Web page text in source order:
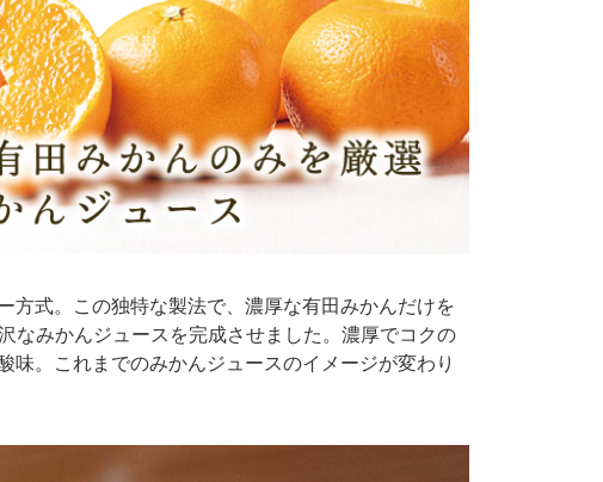
方式。この独特な製法で、濃厚な有田みかんだけを
なみかんジュースを完成させました。濃厚でコクの
。これまでのみかんジュースのイメージが変わり